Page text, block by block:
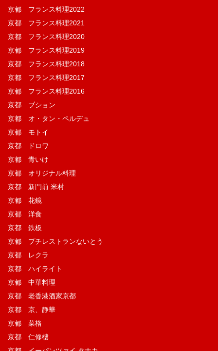
京都 フランス料理2022
京都 フランス料理2021
京都 フランス料理2020
京都 フランス料理2019
京都 フランス料理2018
京都 フランス料理2017
京都 フランス料理2016
京都 ブション
京都 オ・タン・ペルデュ
京都 モトイ
京都 ドロワ
京都 青いけ
京都 オリジナル料理
京都 新門前 米村
京都 花鏡
京都 洋食
京都 鉄板
京都 プチレストランないとう
京都 レクラ
京都 ハイライト
京都 中華料理
京都 老香港酒家京都
京都 京、静華
京都 菜格
京都 仁修樓